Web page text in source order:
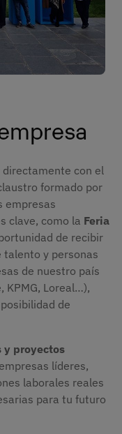
con el
formado por
empresas
clave, como la Feria
de recibir
talento y personas
de nuestro país
KPMG, Loreal…),
de
y proyectos
líderes,
laborales reales
para tu futuro